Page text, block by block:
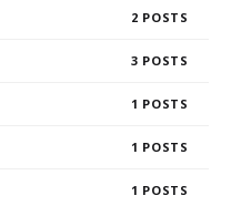
2
3
1
1
1